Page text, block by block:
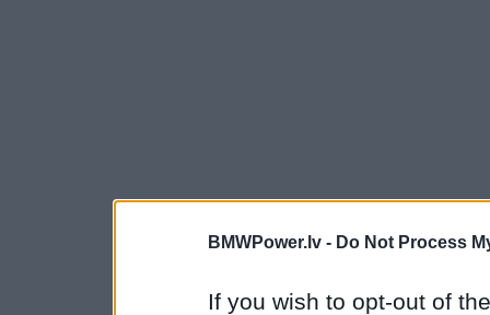
BMWPower.lv - Do Not Process
If you wish to opt-out of